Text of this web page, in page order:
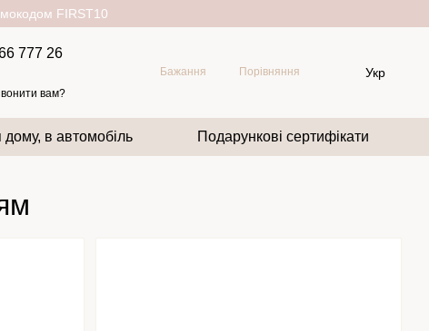
FIRST10
777 26
вам?
Бажання Порівняння Укр
дому, в автомобіль Подарункові сертифікати